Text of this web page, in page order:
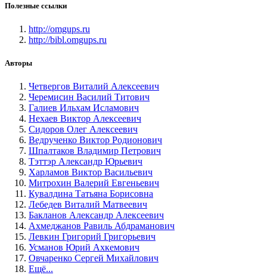
Полезные ссылки
http://omgups.ru
http://bibl.omgups.ru
Авторы
Четвергов Виталий Алексеевич
Черемисин Василий Титович
Галиев Ильхам Исламович
Нехаев Виктор Алексеевич
Сидоров Олег Алексеевич
Ведрученко Виктор Родионович
Шпалтаков Владимир Петрович
Тэттэр Александр Юрьевич
Харламов Виктор Васильевич
Митрохин Валерий Евгеньевич
Кувалдина Татьяна Борисовна
Лебедев Виталий Матвеевич
Бакланов Александр Алексеевич
Ахмеджанов Равиль Абдраманович
Левкин Григорий Григорьевич
Усманов Юрий Ахкемович
Овчаренко Сергей Михайлович
Ещё...